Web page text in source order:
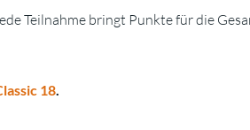
Teilnahme bringt Punkte für die
18.